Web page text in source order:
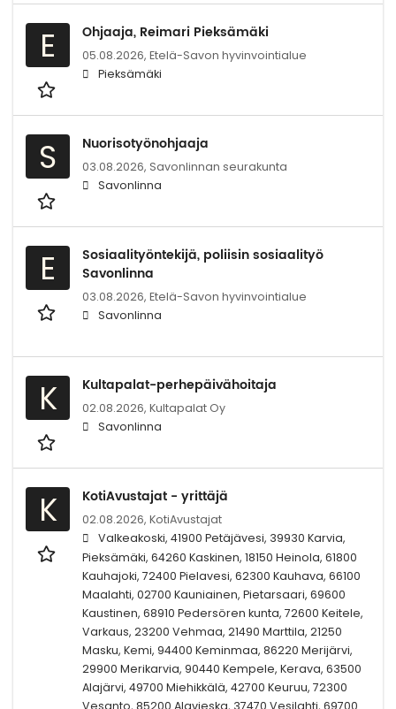
E Ohjaaja, Reimari Pieksämäki
05.08.2026, Etelä-Savon hyvinvointialue
Pieksämäki
S Nuorisotyönohjaaja
03.08.2026, Savonlinnan seurakunta
Savonlinna
E
Sosiaalityöntekijä, poliisin sosiaalityö
Savonlinna
03.08.2026, Etelä-Savon hyvinvointialue
Savonlinna
K Kultapalat-perhepäivähoitaja
02.08.2026, Kultapalat Oy
Savonlinna
K KotiAvustajat - yrittäjä
02.08.2026, KotiAvustajat
Valkeakoski, 41900 Petäjävesi, 39930 Karvia,
Pieksämäki, 64260 Kaskinen, 18150 Heinola, 61800
Kauhajoki, 72400 Pielavesi, 62300 Kauhava, 66100
Maalahti, 02700 Kauniainen, Pietarsaari, 69600
Kaustinen, 68910 Pedersören kunta, 72600 Keitele,
Varkaus, 23200 Vehmaa, 21490 Marttila, 21250
Masku, Kemi, 94400 Keminmaa, 86220 Merijärvi,
29900 Merikarvia, 90440 Kempele, Kerava, 63500
Alajärvi, 49700 Miehikkälä, 42700 Keuruu, 72300
Vesanto, 85200 Alavieska, 37470 Vesilahti, 69700